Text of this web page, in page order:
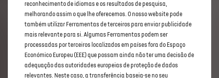
Gostaria de adquirir o N°8, o
nosso SUV coupé de última
geração?
Utilize o nosso configurador para personalizar o seu
novo SUV 100% elétrico de acordo com os seus desejos e
reconhecimento de idiomas e os resultados de pesquisa,
melhorando assim o que lhe oferecemos. O nosso website pode
também utilizar Ferramentas de terceiros para enviar publicidade
mais relevante para si. Algumas Ferramentas podem ser
processadas por terceiros localizados em países fora do Espaço
Económico Europeu (EEE) que possam ainda não ter uma decisão de
adequação das autoridades europeias de proteção de dados
relevantes. Neste caso, a transferência baseia-se no seu